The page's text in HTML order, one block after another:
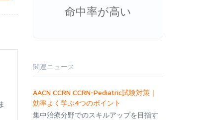
命中率が高い
関連ニュース
AACN CCRN CCRN-Pediatric試験対策｜
効率よく学ぶ4つのポイント
集中治療分野でのスキルアップを目指す